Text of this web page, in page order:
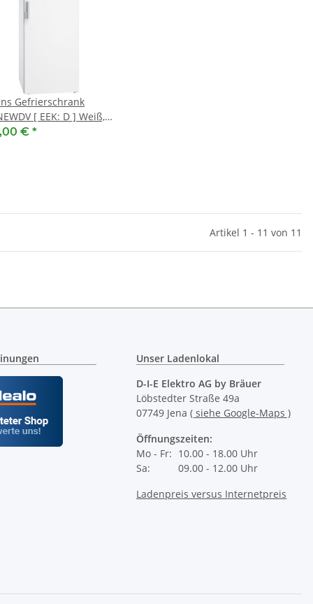
Gefrierschrank
[ EEK: D ] Weiß,
191 x 70 cm,
€ *
Artikel 1 - 11 von 11
Unser Ladenlokal
D-I-E Elektro AG by Bräuer
Löbstedter Straße 49a
07749 Jena( siehe Google-Maps )
Öffnungszeiten:
Mo - Fr: 10.00 - 18.00 Uhr
Sa:
09.00 - 12.00 Uhr
Ladenpreis versus Internetpreis